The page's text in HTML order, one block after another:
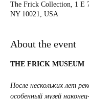
The Frick Collection, 1 E
NY 10021, USA
About the event
THE FRICK MUSEUM
После нескольких лет
особенный музей